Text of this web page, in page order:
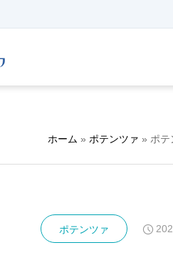
ホーム » ポテンツァ » ポテ
ポテンツァ